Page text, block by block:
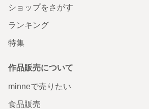
ショップをさがす
ランキング
特集
作品販売について
minneで売りたい
食品販売